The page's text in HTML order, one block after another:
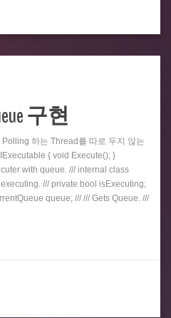
구현
하는 Thread를 따로 두지 않는
{ void Execute(); }
with queue. /// internal class
/// private bool isExecuting;
queue; /// /// Gets Queue. ///